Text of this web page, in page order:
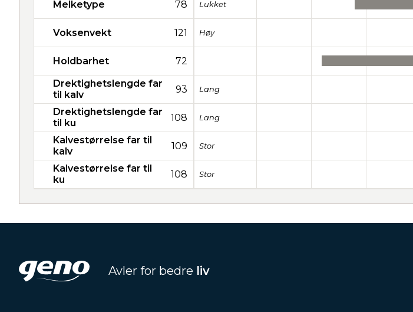
Melketype 78 Lukket
Voksenvekt 121 Høy
Holdbarhet 72
Drektighetslengde far
til kalv
93 Lang
Drektighetslengde far
til ku
108 Lang
Kalvestørrelse far til
kalv
109 Stor
Kalvestørrelse far til
ku
108 Stor
Avler for bedre liv